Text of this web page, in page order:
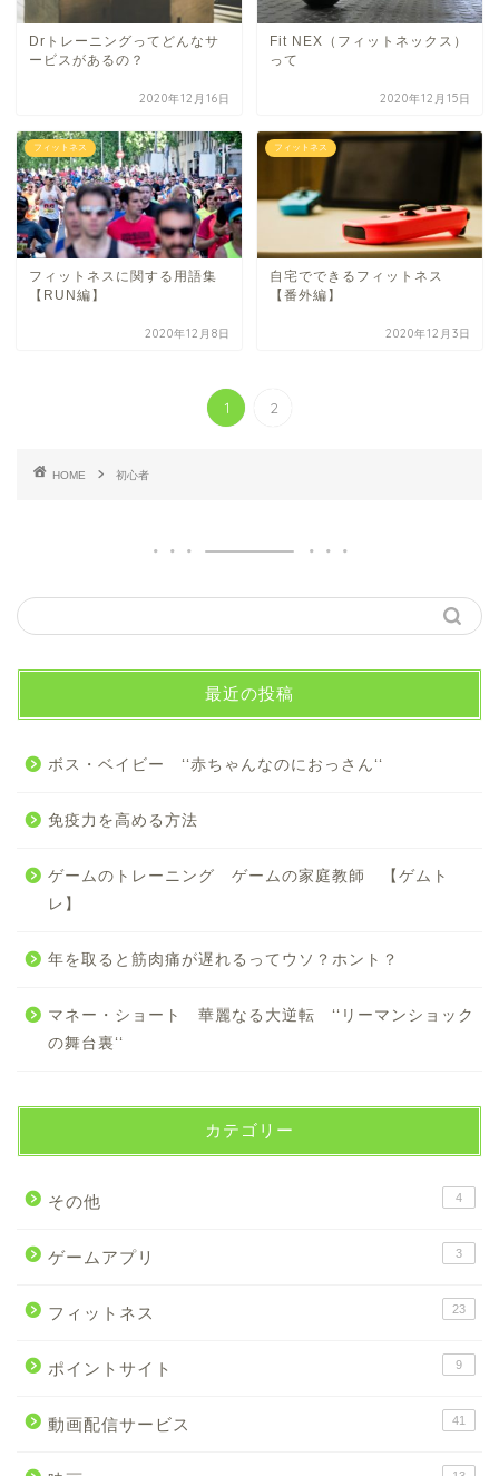
Drトレーニングってどんなサ
ービスがあるの？
2020年12月16日
Fit NEX（フィットネックス）
って
2020年12月15日
フィットネス
フィットネスに関する用語集
【RUN編】
2020年12月8日
フィットネス
自宅でできるフィットネス
【番外編】
2020年12月3日
1 2
HOME 初心者
最近の投稿
ボス・ベイビー ‘‘赤ちゃんなのにおっさん‘‘
免疫力を高める方法
ゲームのトレーニング ゲームの家庭教師 【ゲムト
レ】
年を取ると筋肉痛が遅れるってウソ？ホント？
マネー・ショート 華麗なる大逆転 ‘‘リーマンショック
の舞台裏‘‘
カテゴリー
その他 4
ゲームアプリ 3
フィットネス 23
ポイントサイト 9
動画配信サービス 41